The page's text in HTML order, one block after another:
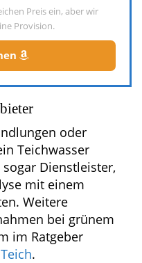
Preis ein, aber wir
Provision.
oder
Teichwasser
Dienstleister,
mit einem
Weitere
bei grünem
im Ratgeber
.